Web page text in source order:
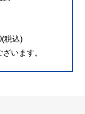
税込)
います。